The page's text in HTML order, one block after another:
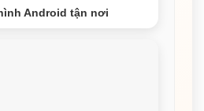
Android tận nơi